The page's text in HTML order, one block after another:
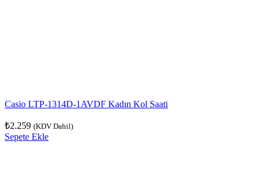
Casio LTP-1314D-1AVDF Kadın Kol Saati
₺2.259 (KDV Dahil)
Sepete Ekle